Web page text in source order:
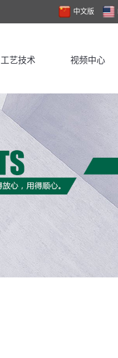
中文版
工艺技术 视频中心